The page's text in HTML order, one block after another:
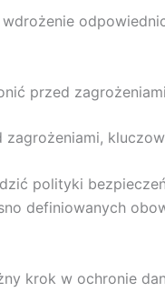
przed
polityki
definiowanych
krok w ochronie